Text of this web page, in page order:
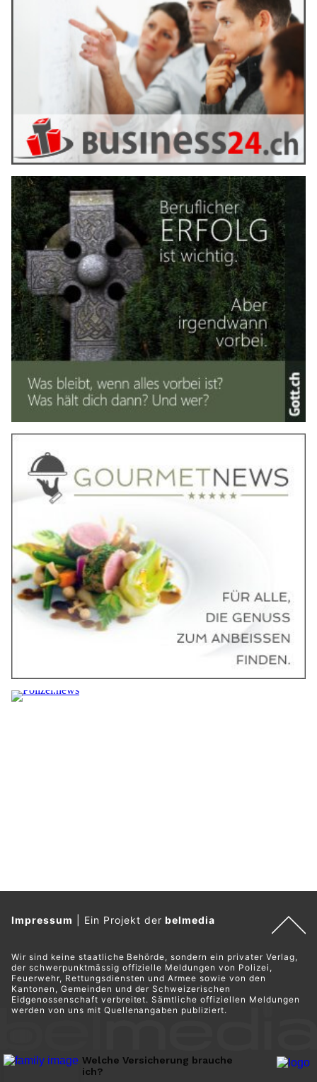
Impressum Ein Projekt derbelmedia
Wir sind keine staatliche Behörde, sondern ein privater Verlag,
der schwerpunktmässig offizielle Meldungen von Polizei,
Feuerwehr, Rettungsdiensten und Armee sowie von den
Kantonen, Gemeinden und der Schweizerischen
Eidgenossenschaft verbreitet. Sämtliche offiziellen Meldungen
werden von uns mit Quellenangaben publiziert.